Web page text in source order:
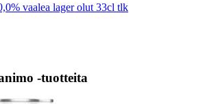
vaalea lager olut 33cl tlk
-tuotteita